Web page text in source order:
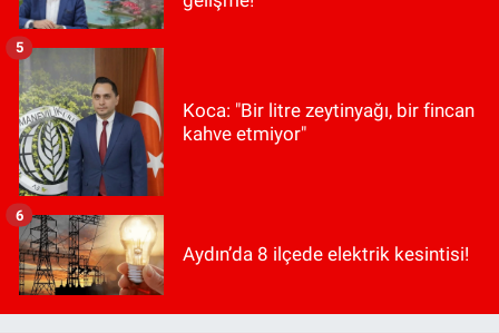
Koca: "Bir litre zeytinyağı, bir fincan
kahve etmiyor"
5
Aydın’da 8 ilçede elektrik kesintisi!
6